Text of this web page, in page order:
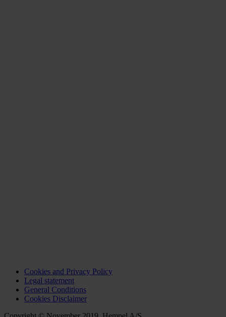
Cookies and Privacy Policy
Legal statement
General Conditions
Cookies Disclaimer